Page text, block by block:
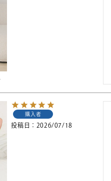
購入者
投稿日 2026/07/18